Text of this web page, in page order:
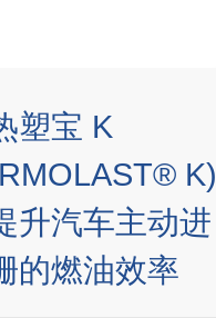
塑宝 K
K)
升汽车主动进
的燃油效率